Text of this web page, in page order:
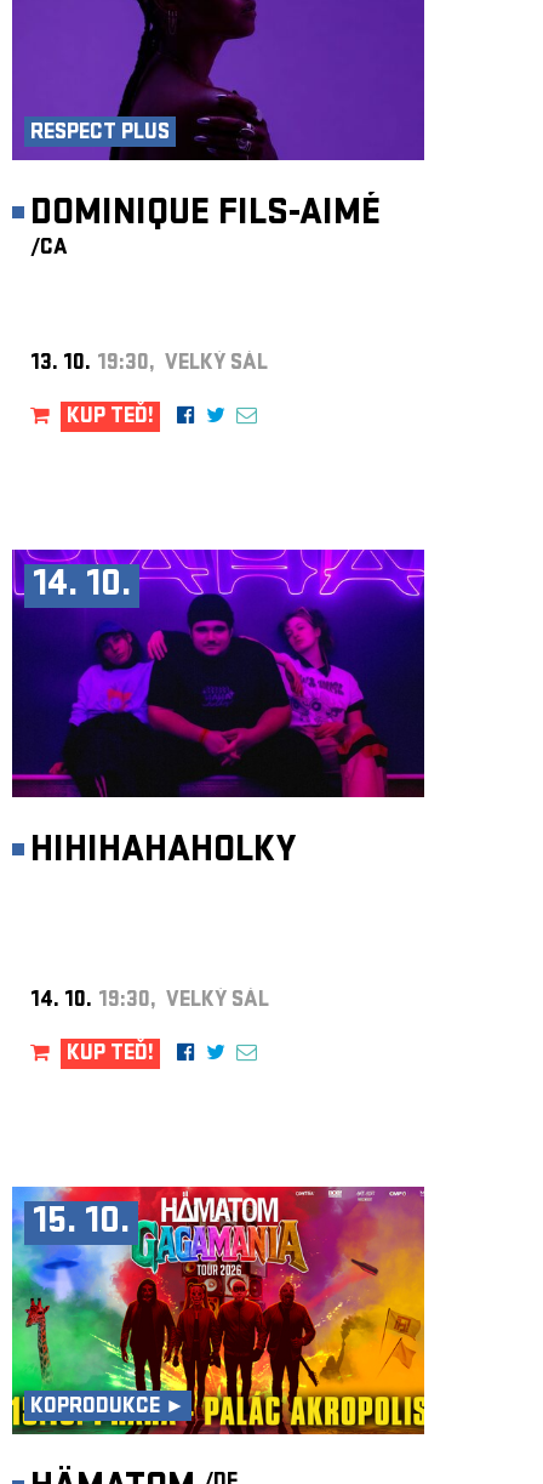
RESPECT PLUS
DOMINIQUE FILS-AIMÉ
/CA
13. 10. 19:30, VELKÝ SÁL
KUP TEĎ!
14. 10.
HIHIHAHAHOLKY
14. 10. 19:30, VELKÝ SÁL
KUP TEĎ!
15. 10.
KOPRODUKCE ►